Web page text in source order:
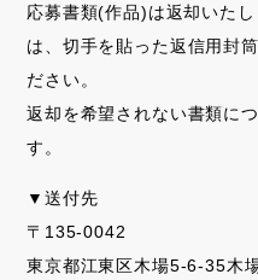
応募書類(作品)は返却いた
は、切手を貼った返信用封
ださい。
返却を希望されない書類に
す。
▼送付先
〒135-0042
東京都江東区木場5-6-35木